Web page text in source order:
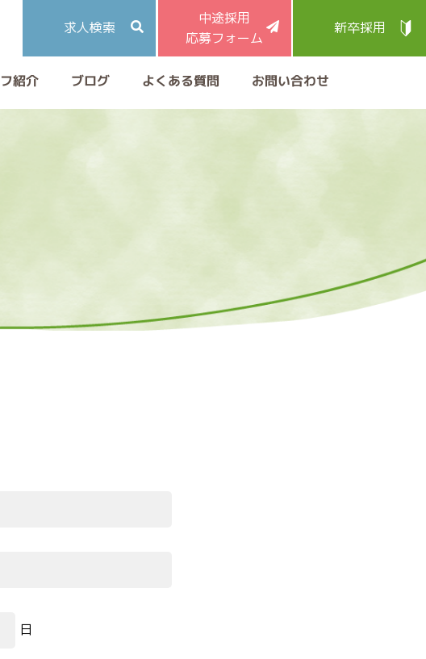
求人検索
中途採用
応募フォーム
新卒採用
紹介 ブログ よくある質問 お問い合わせ
日